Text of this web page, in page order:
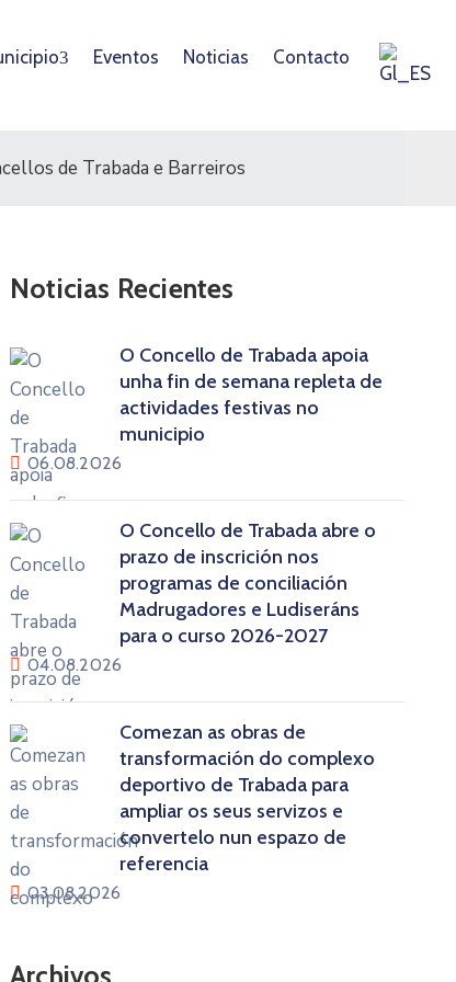
Eventos Noticias Contacto
de Trabada e Barreiros
Noticias Recientes
O Concello de Trabada apoia
unha fin de semana repleta de
actividades festivas no
municipio
06.08.2026
O Concello de Trabada abre o
prazo de inscrición nos
programas de conciliación
Madrugadores e Ludiseráns
para o curso 2026-2027
04.08.2026
Comezan as obras de
transformación do complexo
deportivo de Trabada para
ampliar os seus servizos e
convertelo nun espazo de
referencia
03.08.2026
Archivos